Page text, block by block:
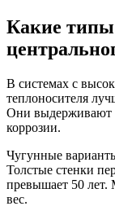
Какие типы
В системах с
теплоносителя
Они выдерживают
коррозии.
Чугунные
Толстые стенки
превышает 50
вес.